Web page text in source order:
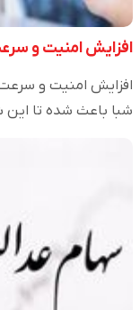
افزایش امنیت و
افزایش امنیت و سرعت
شبا باعث شده تا این